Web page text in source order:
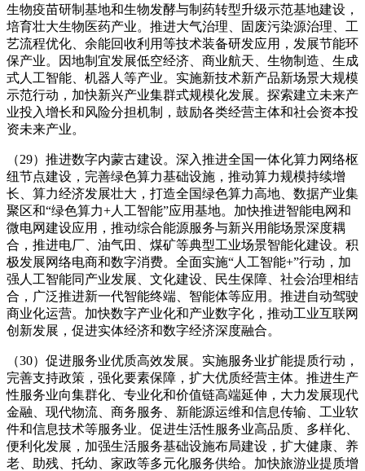
生物疫苗研制基地和生物发酵与制药转型升级示范基地建设，
培育壮大生物医药产业。推进大气治理、固废污染源治理、工
艺流程优化、余能回收利用等技术装备研发应用，发展节能环
保产业。因地制宜发展低空经济、商业航天、生物制造、生成
式人工智能、机器人等产业。实施新技术新产品新场景大规模
示范行动，加快新兴产业集群式规模化发展。探索建立未来产
业投入增长和风险分担机制，鼓励各类经营主体和社会资本投
资未来产业。
（29）推进数字内蒙古建设。深入推进全国一体化算力网络枢
纽节点建设，完善绿色算力基础设施，推动算力规模持续增
长、算力经济发展壮大，打造全国绿色算力高地、数据产业集
聚区和“绿色算力+人工智能”应用基地。加快推进智能电网和
微电网建设应用，推动综合能源服务与新兴用能场景深度耦
合，推进电厂、油气田、煤矿等典型工业场景智能化建设。积
极发展网络电商和数字消费。全面实施“人工智能+”行动，加
强人工智能同产业发展、文化建设、民生保障、社会治理相结
合，广泛推进新一代智能终端、智能体等应用。推进自动驾驶
商业化运营。加快数字产业化和产业数字化，推动工业互联网
创新发展，促进实体经济和数字经济深度融合。
（30）促进服务业优质高效发展。实施服务业扩能提质行动，
完善支持政策，强化要素保障，扩大优质经营主体。推进生产
性服务业向集群化、专业化和价值链高端延伸，大力发展现代
金融、现代物流、商务服务、新能源运维和信息传输、工业软
件和信息技术等服务业。促进生活性服务业高品质、多样化、
便利化发展，加强生活服务基础设施布局建设，扩大健康、养
老、助残、托幼、家政等多元化服务供给。加快旅游业提质增